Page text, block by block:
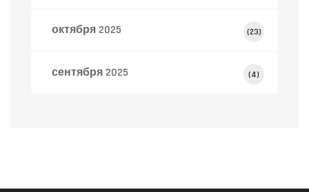
октября 2025 (23)
сентября 2025 (4)